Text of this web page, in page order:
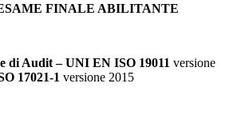
FINALE ABILITANTE
di Audit – UNI EN ISO 19011 versione
17021-1 versione 2015